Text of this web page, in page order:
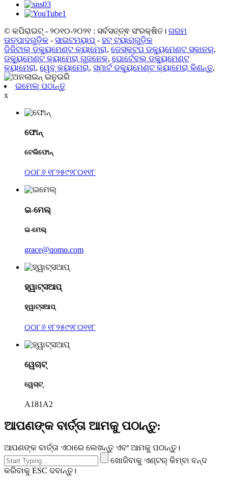
© କପିରାଇଟ୍ - ୨୦୧୦-୨୦୨୧ : ସର୍ବସତ୍ତ୍ଵ ସଂରକ୍ଷିତ। ଗରମ
ଉତ୍ପାଦଗୁଡ଼ିକ - ସାଇଟମ୍ୟାପ୍ - ହଟ୍ ଟ୍ୟାଗ୍‌ଗୁଡ଼ିକ
ଡିଜିଟାଲ୍ ଡକ୍ୟୁମେଣ୍ଟ କ୍ୟାମେରା, ଡେସ୍କଟପ୍ ଡକ୍ୟୁମେଣ୍ଟ ସ୍କାନର୍,
ଡକ୍ୟୁମେଣ୍ଟ କ୍ୟାମେରା ଗୁଜନେକ୍, ପୋର୍ଟେବଲ୍ ଡକ୍ୟୁମେଣ୍ଟ
କ୍ୟାମେରା, ୱେବ୍ କ୍ୟାମେରା, ସ୍ମାର୍ଟ ଡକ୍ୟୁମେଣ୍ଟ କ୍ୟାମେରା କିଣନ୍ତୁ,
ଇମେଲ୍ ପଠାନ୍ତୁ
x
ଫୋନ୍
ଟେଲିଫୋନ୍
୦୦୮୬ ୧୮୨୫୯୨୮୦୧୧୮
ଇ-ମେଲ୍
ଇ-ମେଲ୍
grace@qomo.com
ହ୍ୱାଟ୍ସଆପ୍
ହ୍ୱାଟ୍ସଆପ୍
୦୦୮୬ ୧୮୨୫୯୨୮୦୧୧୮
ୱେଚାଟ୍
ୱେଚାଟ୍
A181A2
ଆପଣଙ୍କ ବାର୍ତ୍ତା ଆମକୁ ପଠାନ୍ତୁ:
ଆପଣଙ୍କ ବାର୍ତ୍ତା ଏଠାରେ ଲେଖନ୍ତୁ ଏବଂ ଆମକୁ ପଠାନ୍ତୁ।
ଖୋଜିବାକୁ ଏଣ୍ଟର୍ କିମ୍ବା ବନ୍ଦ
କରିବାକୁ ESC ଦବାନ୍ତୁ।